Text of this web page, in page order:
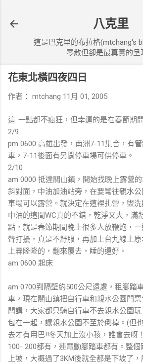
八克里
這是巴克里的布拉格(mtchang's
零散但卻是最真實的呈
花東北橫四夜四日
作者： mtchang 11月 01, 2005
這..一點都不瘋狂，但幸運的是在春節期
2/9
pm 0600 高雄出發，南洲7-11集合，有
車，7-11後面有另闢停車場可供停車。
2/10
am 0000 抵達關山鎮，開始找晚上露營
斜對面，中油加油站旁，在要彎往親水
車場可以露營。就決定在這裡扎營，盥洗
中油的這間WC真的不錯，乾淨又大，滿
點，就是春節期間晚上很多人放鞭炮，
聲打擾，真是不舒服，再加上台九線上
上轟隆隆的，翻來覆去，睡的還好。
am 0600 起床
am 0700到隔壁約500公尺遠處，租腳踏
車，現在關山鎮把自行車和親水公園門
闆講，大家都只騎自行車不去親水公園
包在一起，讓親水公園不至於倒掉。(但
去才有用巴!!冬天加上沒小孩，誰會去呀
100- 200都有，連電動腳踏車都有。整
上坡，大概過了3KM後就全都是下坡了